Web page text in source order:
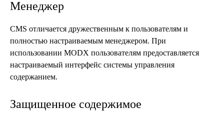
Менеджер
CMS отличается дружественным к пользователям и
полностью настраиваемым менеджером. При
использовании MODX пользователям предоставляется
настраиваемый интерфейс системы управления
содержанием.
Защищенное содержимое